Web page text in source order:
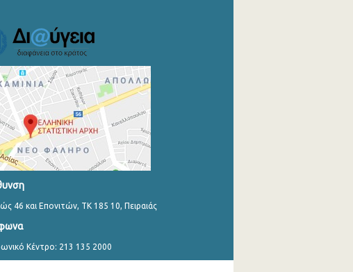
46 και Επονιτών, ΤΚ 185 10, Πειραιάς
Κέντρο: 213 135 2000